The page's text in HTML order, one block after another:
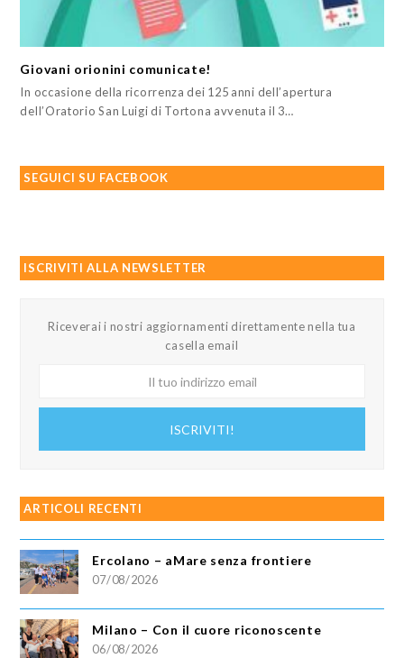
Giovani orionini comunicate!
In occasione della ricorrenza dei 125 anni dell’apertura
dell’Oratorio San Luigi di Tortona avvenuta il 3…
SEGUICI SU FACEBOOK
ISCRIVITI ALLA NEWSLETTER
Riceverai i nostri aggiornamenti direttamente nella tua
casella email
ISCRIVITI!
ARTICOLI RECENTI
Ercolano – aMare senza frontiere
07/08/2026
Milano – Con il cuore riconoscente
06/08/2026